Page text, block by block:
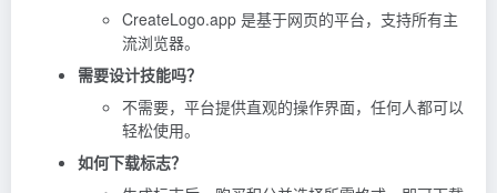
CreateLogo.app 是基于网页的平台，支持所有主
流浏览器。
需要设计技能吗？
不需要，平台提供直观的操作界面，任何人都可以
轻松使用。
如何下载标志？